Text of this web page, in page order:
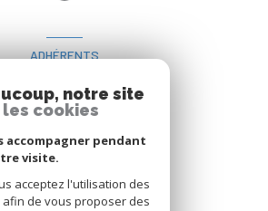
ADHÉRENTS
Nous adhérons
notre site
cookies
accompagner pendant
visite.
acceptez l'utilisation des
de vous proposer des